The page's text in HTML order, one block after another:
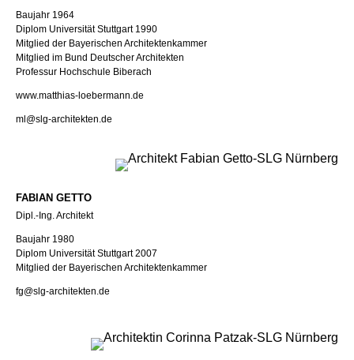
Baujahr 1964
Diplom Universität Stuttgart 1990
Mitglied der Bayerischen Architektenkammer
Mitglied im Bund Deutscher Architekten
Professur Hochschule Biberach
www.matthias-loebermann.de
ml@slg-architekten.de
FABIAN GETTO
Dipl.-Ing. Architekt
Baujahr 1980
Diplom Universität Stuttgart 2007
Mitglied der Bayerischen Architektenkammer
fg@slg-architekten.de